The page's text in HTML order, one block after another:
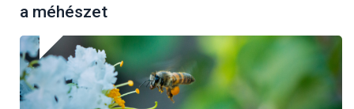
a méhészet